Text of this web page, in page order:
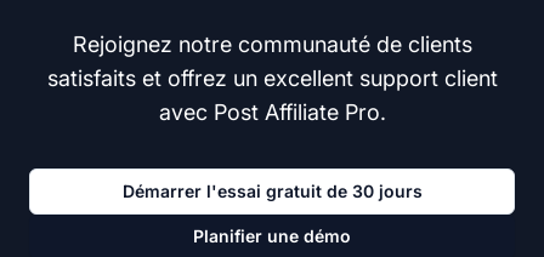
Rejoignez notre communauté de clients
satisfaits et offrez un excellent support client
avec Post Affiliate Pro.
Démarrer l'essai gratuit de 30 jours
Planifier une démo